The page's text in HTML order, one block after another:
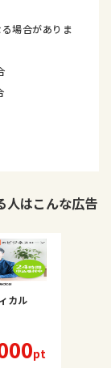
場合がありま
人はこんな広告
カル
pt